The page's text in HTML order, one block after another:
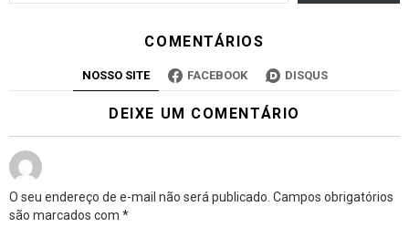
COMENTÁRIOS
NOSSO SITE FACEBOOK DISQUS
DEIXE UM COMENTÁRIO
O seu endereço de e-mail não será publicado. Campos obrigatórios
são marcados com *